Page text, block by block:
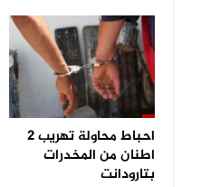
احباط محاولة تهريب 2
اطنان من المخدرات
بتارودانت